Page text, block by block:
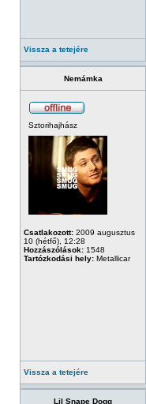
Vissza a tetejére
Nemámka
Sztorihajhász
Csatlakozott: 2009 augusztus
10 (hétfő), 12:28
Hozzászólások: 1548
Tartózkodási hely: Metallicar
Vissza a tetejére
Lil Snape Dogg